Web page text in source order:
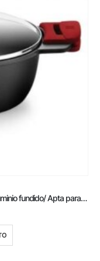
Cacerola Bra Premiere A410332/ Ø32cm/ Aluminio fundido/ Apta para Inducción